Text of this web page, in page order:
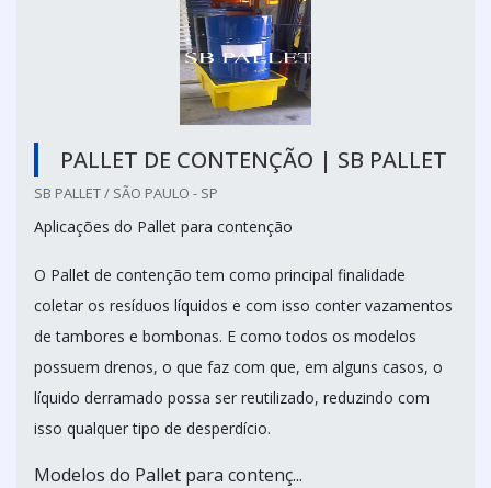
PALLET DE CONTENÇÃO | SB PALLET
SB PALLET / SÃO PAULO - SP
Aplicações do Pallet para contenção
O Pallet de contenção tem como principal finalidade
coletar os resíduos líquidos e com isso conter vazamentos
de tambores e bombonas. E como todos os modelos
possuem drenos, o que faz com que, em alguns casos, o
líquido derramado possa ser reutilizado, reduzindo com
isso qualquer tipo de desperdício.
Modelos do Pallet para contenç...